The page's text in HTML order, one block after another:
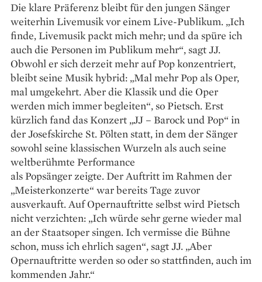
Die klare Präferenz bleibt für den jungen Sänger
weiterhin Livemusik vor einem Live-Publikum. „Ich
finde, Livemusik packt mich mehr; und da spüre ich
auch die Personen im Publikum mehr“, sagt JJ.
Obwohl er sich derzeit mehr auf Pop konzentriert,
bleibt seine Musik hybrid: „Mal mehr Pop als Oper,
mal umgekehrt. Aber die Klassik und die Oper
werden mich immer begleiten“, so Pietsch. Erst
kürzlich fand das Konzert „JJ – Barock und Pop“ in
der Josefskirche St. Pölten statt, in dem der Sänger
sowohl seine klassischen ­Wurzeln als auch seine
weltberühmte Performance
als Popsänger zeigte. Der Auftritt im Rahmen der
„Meisterkonzerte“ war bereits Tage zuvor
ausverkauft. Auf Opernauftritte selbst wird Pietsch
nicht verzichten: „Ich würde sehr gerne wieder mal
an der Staatsoper singen. Ich vermisse die Bühne
schon, muss ich ehrlich sagen“, sagt JJ. „Aber
Opernauftritte werden so oder so stattfinden, auch im
kommenden Jahr.“